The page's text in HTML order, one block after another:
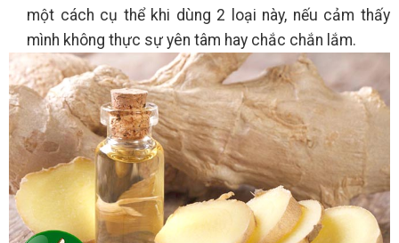
một cách cụ thể khi dùng 2 loại này, nếu cảm thấy
mình không thực sự yên tâm hay chắc chắn lắm.